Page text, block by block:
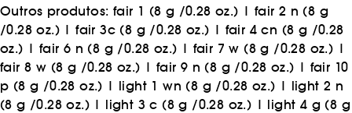
Outros produtos: fair 1 (8 g /0.28 oz.) | fair 2 n (8 g
/0.28 oz.) |fair 3c (8 g /0.28 oz.) | fair 4 cn (8 g /0.28
oz.) | fair 6 n (8 g /0.28 oz.) | fair 7 w (8 g /0.28 oz.) |
fair 8 w (8 g /0.28 oz.) | fair 9 n (8 g /0.28 oz.) | fair 10
p (8 g /0.28 oz.) | light 1 wn (8 g /0.28 oz.) | light 2 n
(8 g /0.28 oz.) | light 3 c (8 g /0.28 oz.) | light 4 g (8 g